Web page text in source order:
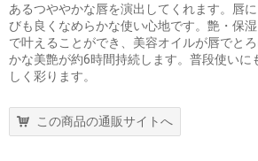
あるつややかな唇を演出してくれます。唇
びも良くなめらかな使い心地です。艶・保
で叶えることができ、美容オイルが唇でと
かな美艶が約6時間持続します。普段使いに
しく彩ります。
この商品の通販サイトへ